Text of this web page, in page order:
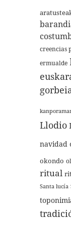
creencias
ermualde
Llodio
navidad
okondo
ritual
Santa lucía